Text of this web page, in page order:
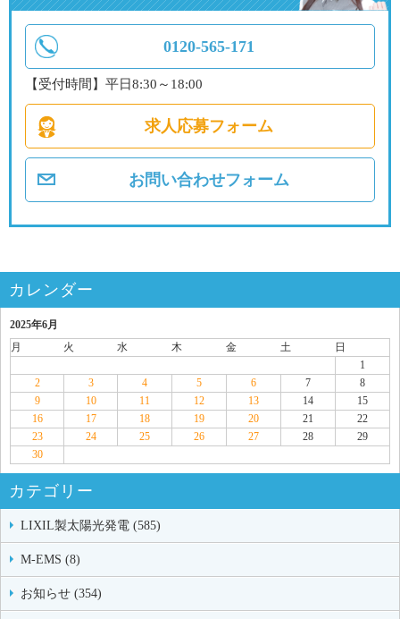
0120-565-171
【受付時間】平日8:30～18:00
求人応募フォーム
お問い合わせフォーム
カレンダー
2025年6月
月
火 水 木 金 土
日
1
2
3 4 5 6 7
8
9
10 11 12 13 14
15
16
17 18 19 20 21
22
23
24 25 26 27 28
29
30
カテゴリー
LIXIL製太陽光発電 (585)
M-EMS (8)
お知らせ (354)